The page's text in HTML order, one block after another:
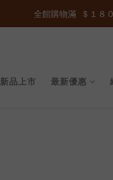
全館購物滿  ＄１８
全館購物滿  ＄１８
新品上市
最新優惠